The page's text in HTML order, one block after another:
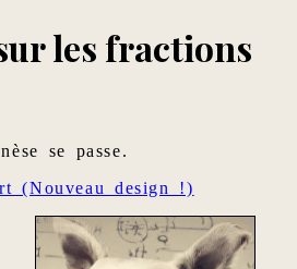
les fractions
se passe.
(Nouveau design !)